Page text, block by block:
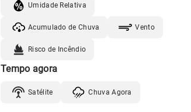
Umidade Relativa
Acumulado de Chuva Vento
Risco de Incêndio
Tempo agora
Satélite Chuva Agora